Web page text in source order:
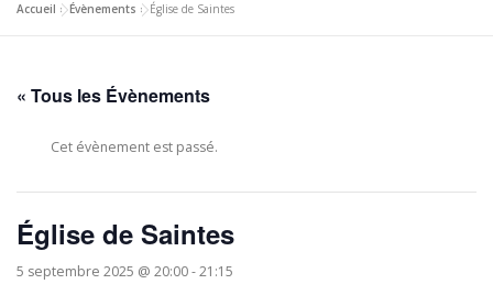
Accueil »Évènements »Église de Saintes
« Tous les Évènements
Cet évènement est passé.
Église de Saintes
5 septembre 2025 @ 20:00-21:15